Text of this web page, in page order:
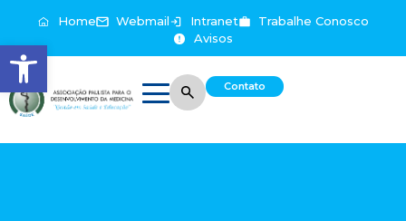
Abrir a barra de ferramentas
Home Webmail Intranet
Trabalhe Conosco
Avisos
Contato